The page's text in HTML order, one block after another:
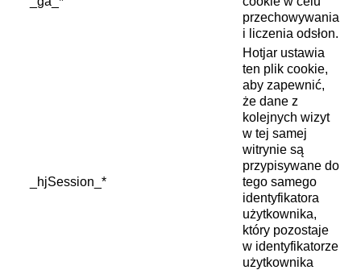
przechowywania
i liczenia odsłon.
_hjSession_*
Hotjar ustawia
ten plik cookie,
aby zapewnić,
że dane z
kolejnych wizyt
w tej samej
witrynie są
przypisywane do
tego samego
identyfikatora
użytkownika,
który pozostaje
w identyfikatorze
użytkownika